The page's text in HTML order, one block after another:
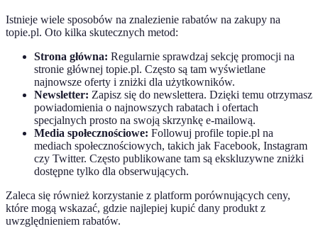
Istnieje wiele sposobów na znalezienie rabatów na zakupy na
topie.pl. Oto kilka skutecznych metod:
Strona główna: Regularnie sprawdzaj sekcję promocji na
stronie głównej topie.pl. Często są tam wyświetlane
najnowsze oferty i zniżki dla użytkowników.
Newsletter: Zapisz się do newslettera. Dzięki temu otrzymasz
powiadomienia o najnowszych rabatach i ofertach
specjalnych prosto na swoją skrzynkę e-mailową.
Media społecznościowe: Followuj profile topie.pl na
mediach społecznościowych, takich jak Facebook, Instagram
czy Twitter. Często publikowane tam są ekskluzywne zniżki
dostępne tylko dla obserwujących.
Zaleca się również korzystanie z platform porównujących ceny,
które mogą wskazać, gdzie najlepiej kupić dany produkt z
uwzględnieniem rabatów.